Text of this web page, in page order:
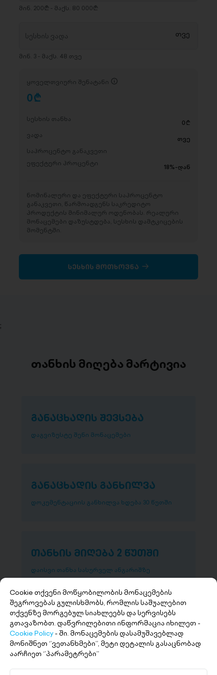
მინ. 200₾ - მაქს. 80 000₾
მინ. 3 - მაქს. 48 თვე
ყოველთვიური შენატანი
0D
სესხის თანხა 0 D
ვადა
თვე
საპროცენტო განაკვეთი
ეფექტური პროცენტი
18%-დან
ნომინალური და ეფექტური საპროცენტო
განაკვეთი, წარმოადგენს საკრედიტო
პროდუქტის მინიმალურ ოდენობას. რეალური
მონაცემები დაზუსტდება, სესხის დამტკიცების
მომენტში.
სესხის მოთხოვნა
;
თანხის მიღება მარტივია
განაცხადის შევსება
დაგვიზუსტე შენი მონაცემები
განაცხადის განხილვა
დოკუმენტაციის განხილვა ხდება 30 წუთში
თანხის მიღება 2 წუთში
დაისვი თანხა სასურველ ანგარიშზე
Cookie თქვენი მოწყობილობის მონაცემების
შეგროვებას გულისხმობს, რომლის საშუალებით
თქვენზე მორგებულ სიახლეებს და სერვისებს
გთავაზობთ. დაწვრილებითი ინფორმაცია იხილეთ -
Cookie Policy - ში. მონაცემების დასამუშავებლად
მონიშნეთ ‘’ვეთანხმები’’, მეტი დეტალის გასაცნობად
აარჩიეთ ‘’პარამეტრები’’